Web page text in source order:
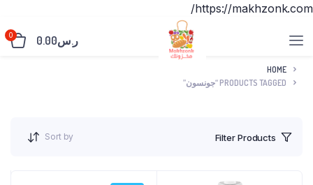
https://makhzonk.com/
ر.س0.00
0
HOME
PRODUCTS TAGGED “جونسون”
Filter Products
Sort by